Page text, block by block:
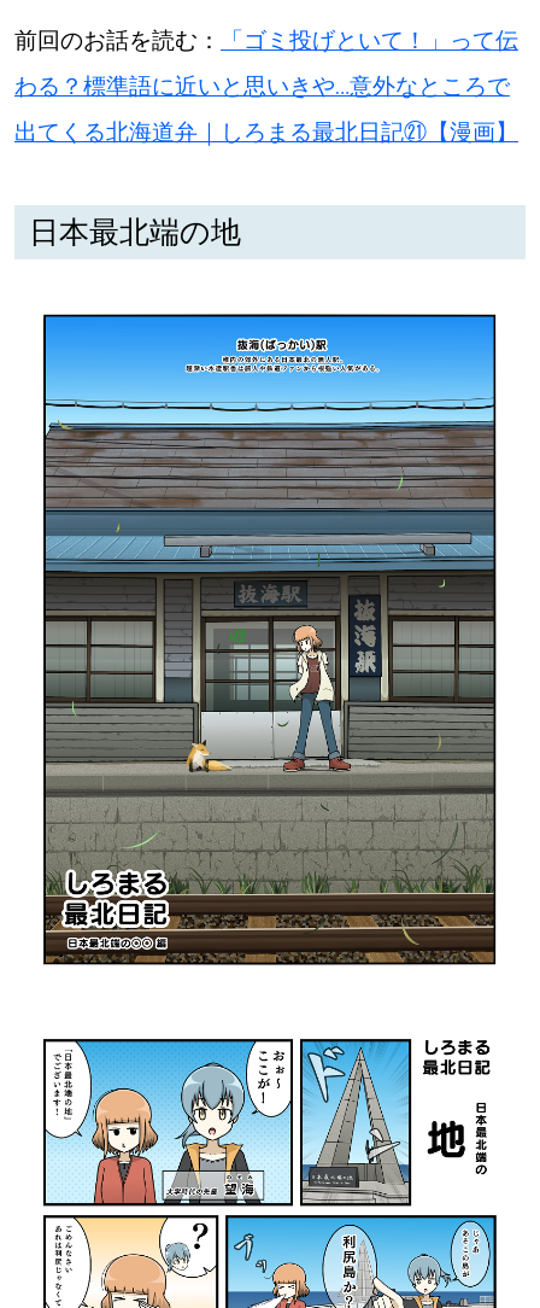
北海道で暮らす、あなたとつくる、
明日への”きっかけ”WEBマガジン
パートナーメディア Sitakkeパートナー
情報提供・お問い合わせ 利用規約
プライバシーポリシー
閉じる
前回のお話を読む：
「ゴミ投げといて！」って伝
わる？標準語に近いと思いきや…意外なところで
出てくる北海道弁｜しろまる最北日記㉑【漫画】
日本最北端の地